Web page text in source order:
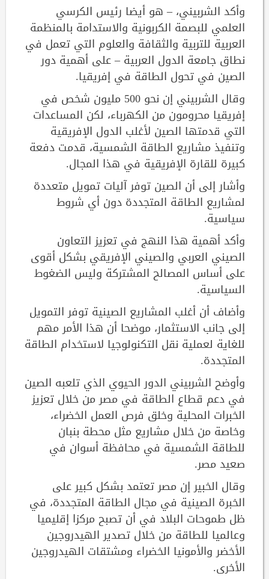
وأكد الشربيني، – هو أيضا رئيس الكرسي
العلمي للبصمة الكربونية والاستدامة بالمنظمة
العربية للتربية والثقافة والعلوم التي تعمل في
نطاق جامعة الدول العربية – على أهمية دور
الصين في تحول الطاقة في إفريقيا.
وقال الشربيني إن نحو 500 مليون شخص في
إفريقيا محرومون من الكهرباء، لكن المساعدات
التي قدمتها الصين لأغلب الدول الإفريقية
وتنفيذ مشاريع الطاقة الشمسية، قدمت دفعة
كبيرة للقارة الإفريقية في هذا المجال.
وأشار إلى أن الصين توفر آليات تمويل متعددة
لمشاريع الطاقة المتجددة دون أي شروط
سياسية.
وأكد أهمية هذا النهج في تعزيز التعاون
الصيني العربي والصيني الإفريقي بشكل أقوى
على أساس المصالح المشتركة وليس الضغوط
السياسية.
وأضاف أن أغلب المشاريع الصينية توفر التمويل
إلى جانب الاستثمار، موضحا أن هذا الأمر مهم
للغاية لعملية نقل التكنولوجيا لاستخدام الطاقة
المتجددة.
وأوضح الشربيني الدور الحيوي الذي تلعبه الصين
في دعم قطاع الطاقة في مصر من خلال تعزيز
الخبرات المحلية وخلق فرص العمل الخضراء،
وخاصة من خلال مشاريع مثل محطة بنبان
للطاقة الشمسية في محافظة أسوان في
صعيد مصر.
وقال الخبير إن مصر تعتمد بشكل كبير على
الخبرة الصينية في مجال الطاقة المتجددة، في
ظل طموحات البلاد في أن تصبح مركزا إقليميا
وعالميا للطاقة من خلال تصدير الهيدروجين
الأخضر والأمونيا الخضراء ومشتقات الهيدروجين
الأخرى.